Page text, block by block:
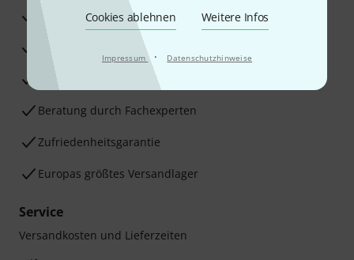
Cookies ablehnen Weitere Infos
Impressum · Datenschutzhinweise
3 Jahre Thomann Garantie
30 Tage Money-Back-Garantie
Beratung durch Fachexperten
Zufriedenheitsgarantie
Europas größtes Versandlager
Service
Versandkosten und Lieferzeiten